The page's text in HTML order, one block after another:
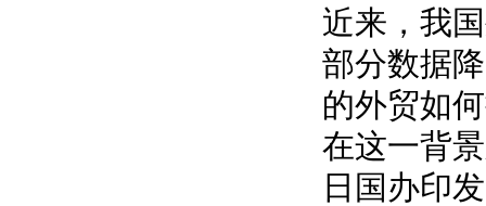
近来，我
部分数据
的外贸如
在这一背
日国办印